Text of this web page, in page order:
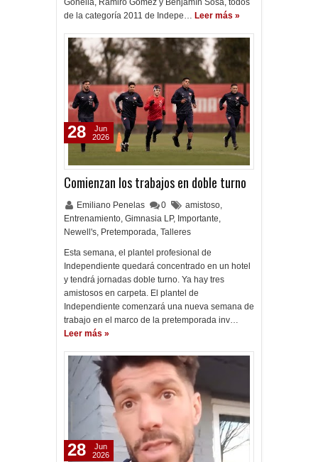
Gonella, Ramiro Gómez y Benjamín Sosa, todos
de la categoría 2011 de Indepe… Leer más »
Comienzan los trabajos en doble turno
Emiliano Penelas 0 amistoso,
Entrenamiento, Gimnasia LP, Importante,
Newell's, Pretemporada, Talleres
Esta semana, el plantel profesional de
Independiente quedará concentrado en un hotel
y tendrá jornadas doble turno. Ya hay tres
amistosos en carpeta. El plantel de
Independiente comenzará una nueva semana de
trabajo en el marco de la pretemporada inv…
Leer más »
28
Jun
2026
28
Jun
2026